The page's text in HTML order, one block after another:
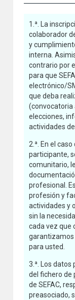
1.ª. La
colaborador
y
interna.
contrario por
para que
electrónico/
que deba
(convocatoria
elecciones,
actividades de
2.ª. En el
participante,
comunitario,
profesional.
profesión y
actividades y
sin la
cada vez que
garantizamos
para usted.
3.ª. Los
del fichero de
de SEFAC,
preasociado,